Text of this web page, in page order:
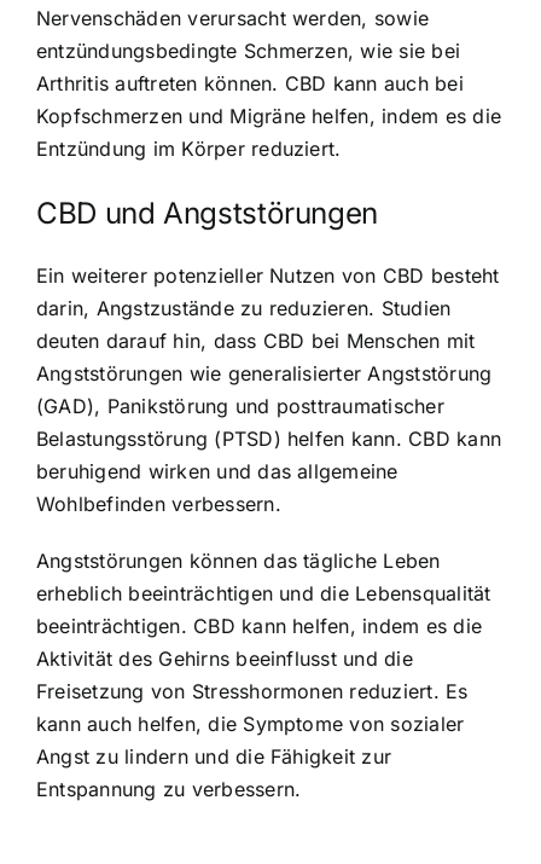
Nervenschäden verursacht werden, sowie
entzündungsbedingte Schmerzen, wie sie bei
Arthritis auftreten können. CBD kann auch bei
Kopfschmerzen und Migräne helfen, indem es die
Entzündung im Körper reduziert.
CBD und Angststörungen
Ein weiterer potenzieller Nutzen von CBD besteht
darin, Angstzustände zu reduzieren. Studien
deuten darauf hin, dass CBD bei Menschen mit
Angststörungen wie generalisierter Angststörung
(GAD), Panikstörung und posttraumatischer
Belastungsstörung (PTSD) helfen kann. CBD kann
beruhigend wirken und das allgemeine
Wohlbefinden verbessern.
Angststörungen können das tägliche Leben
erheblich beeinträchtigen und die Lebensqualität
beeinträchtigen. CBD kann helfen, indem es die
Aktivität des Gehirns beeinflusst und die
Freisetzung von Stresshormonen reduziert. Es
kann auch helfen, die Symptome von sozialer
Angst zu lindern und die Fähigkeit zur
Entspannung zu verbessern.